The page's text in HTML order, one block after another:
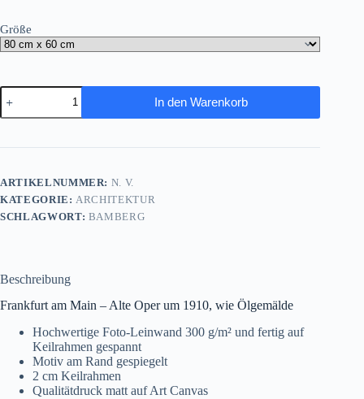
Größe
Frankfurt
am
Main
Alte
1910,
wie
Ölgemälde,
In den Warenkorb
ARTIKELNUMMER: N. V.
KATEGORIE: ARCHITEKTUR
SCHLAGWORT: BAMBERG
Beschreibung
Frankfurt am Main – Alte Oper um 1910, wie Ölgemälde
Hochwertige Foto-Leinwand 300 g/m² und fertig auf
Keilrahmen gespannt
Motiv am Rand gespiegelt
2 cm Keilrahmen
Qualitätdruck matt auf Art Canvas